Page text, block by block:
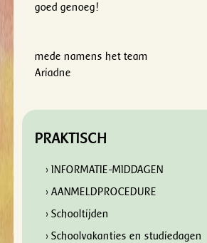
goed genoeg!
mede namens het team
Ariadne
PRAKTISCH
› INFORMATIE-MIDDAGEN
› AANMELDPROCEDURE
› Schooltijden
› Schoolvakanties en studiedagen